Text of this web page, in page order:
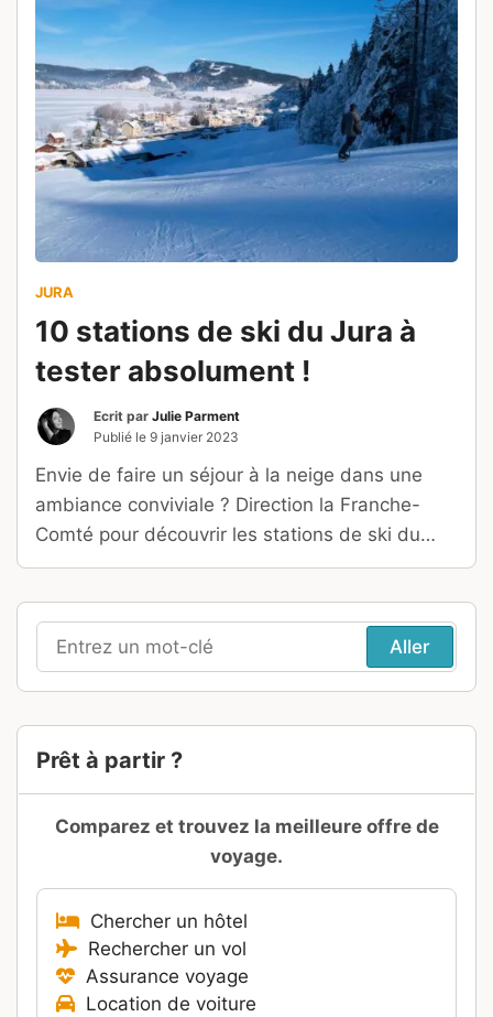
Haut-Jura.
JURA
10 stations de ski du Jura à
tester absolument !
Ecrit par Julie Parment
Publié le 9 janvier 2023
Envie de faire un séjour à la neige dans une
ambiance conviviale ? Direction la Franche-
Comté pour découvrir les stations de ski du
Jura !
Recherche
pour
Prêt à partir ?
Comparez et trouvez la meilleure offre de
voyage.
Chercher un hôtel
Rechercher un vol
Assurance voyage
Location de voiture